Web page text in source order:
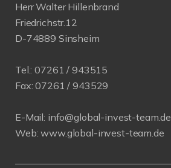
Herr Walter Hillenbrand
Friedrichstr.12
D-74889 Sinsheim
Tel.:07261 / 943515
Fax: 07261 / 943529
E-Mail: info@global-invest-team.de
Web:www.global-invest-team.de